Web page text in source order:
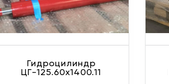
Гидроцилиндр
ЦГ-125.60х1400.11